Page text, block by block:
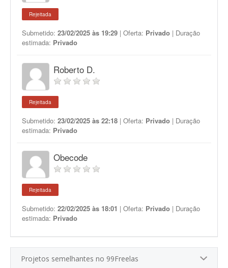
Rejeitada
Submetido: 23/02/2025 às 19:29 | Oferta: Privado | Duração
estimada: Privado
Roberto D.
Rejeitada
Submetido: 23/02/2025 às 22:18 | Oferta: Privado | Duração
estimada: Privado
Obecode
Rejeitada
Submetido: 22/02/2025 às 18:01 | Oferta: Privado | Duração
estimada: Privado
Projetos semelhantes no 99Freelas